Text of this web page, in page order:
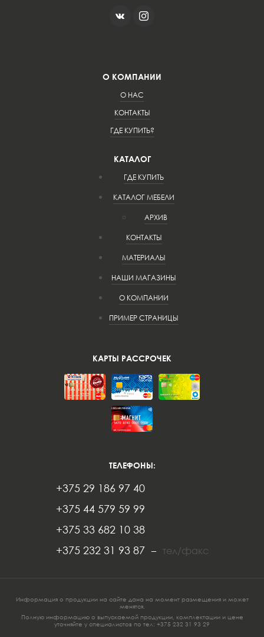
О КОМПАНИИ
О НАС
КОНТАКТЫ
ГДЕ КУПИТЬ?
КАТАЛОГ
ГДЕ КУПИТЬ
КАТАЛОГ МЕБЕЛИ
АРХИВ
КОНТАКТЫ
МАТЕРИАЛЫ
НАШИ МАГАЗИНЫ
О КОМПАНИИ
ПРИМЕР СТРАНИЦЫ
КАРТЫ РАССРОЧЕК
ТЕЛЕФОНЫ:
+375 29 186 97 40
+375 44 579 59 99
+375 33 682 10 38
+375 232 31 93 87 – тел/факс
Информация о продукции на сайте дана на момент размещения и может
менятся.
Полную информацию о выпускаемой продукции, комплектации и цене
уточняйте у специалистов по тел: +375 232 31 93 29